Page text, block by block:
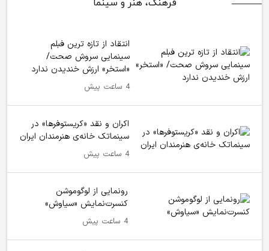
فرهنگ، هنر و سینما
انتقاد از تازه ترین فبلم
سینمایی سروش صحت/
«استخر» ارزش خندیدن ندارد
4 ساعت پیش
اکران و نقد «کریستوفرها» در
سینماتک خانه‌ی هنرمندان ایران
4 ساعت پیش
رونمایی از لوگوموشن
کنسرت‌نمایش «سیاوش»
4 ساعت پیش